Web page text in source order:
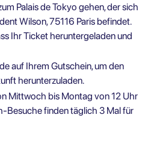
Palais de Tokyo gehen, der sich
Wilson, 75116 Paris befindet.
Ihr Ticket heruntergeladen und
auf Ihrem Gutschein, um den
herunterzuladen.
Mittwoch bis Montag von 12 Uhr
Besuche finden täglich 3 Mal für